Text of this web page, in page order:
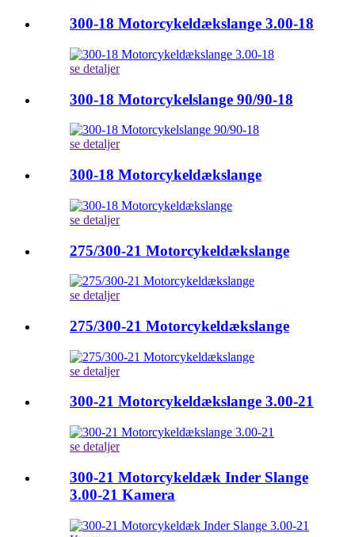
300-18 Motorcykeldækslange 3.00-18
se detaljer
300-18 Motorcykelslange 90/90-18
se detaljer
300-18 Motorcykeldækslange
se detaljer
275/300-21 Motorcykeldækslange
se detaljer
275/300-21 Motorcykeldækslange
se detaljer
300-21 Motorcykeldækslange 3.00-21
se detaljer
300-21 Motorcykeldæk Inder Slange
3.00-21 Kamera